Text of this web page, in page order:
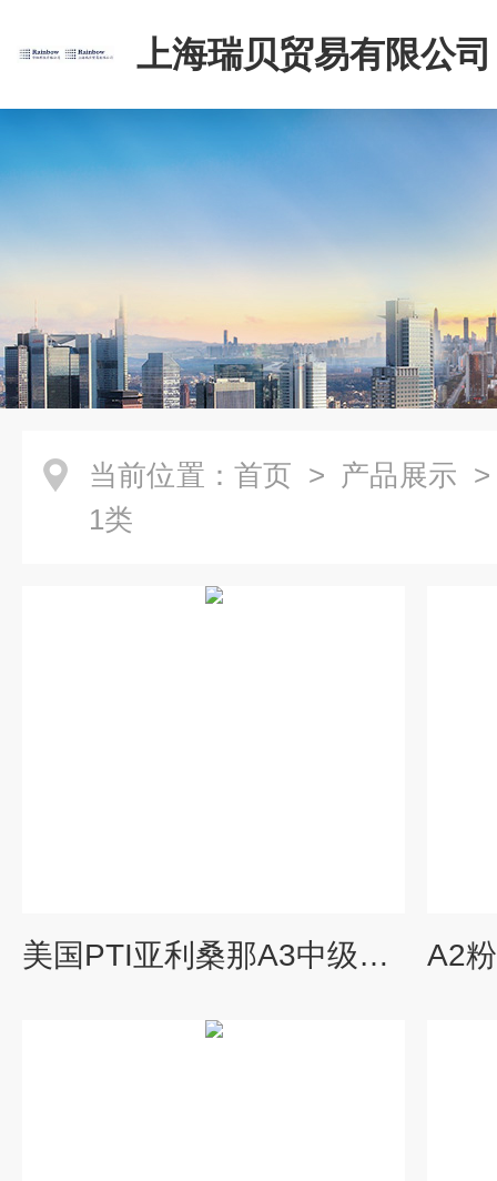
上海瑞贝贸易有限公司
当前位置： 首页 > 产品展示
1类
美国PTI亚利桑那A3中级试验粉尘